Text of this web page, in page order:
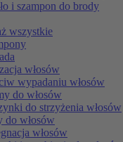
i szampon do brody
wszystkie
włosów
wypadaniu włosów
do włosów
do strzyżenia włosów
do włosów
włosów